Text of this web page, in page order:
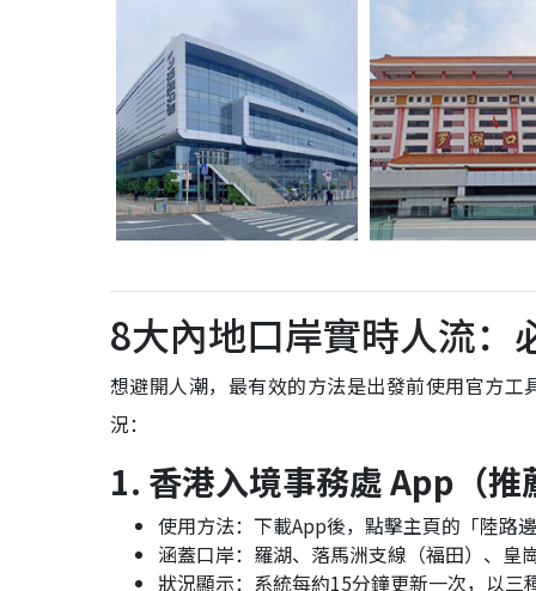
8大內地口岸實時人流：
想避開人潮，最有效的方法是出發前使用官方
況：
1. 香港入境事務處 App（推
使用方法：下載App後，點擊主頁的「陸路
涵蓋口岸：羅湖、落馬洲支線（福田）、皇
狀況顯示：系統每約15分鐘更新一次，以三